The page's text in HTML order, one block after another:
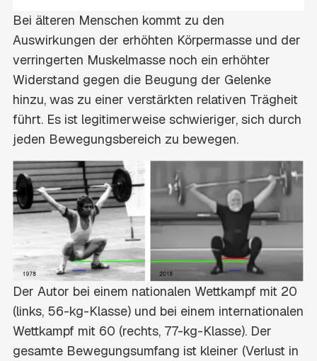
Bei älteren Menschen kommt zu den
Auswirkungen der erhöhten Körpermasse und der
verringerten Muskelmasse noch ein erhöhter
Widerstand gegen die Beugung der Gelenke
hinzu, was zu einer verstärkten relativen Trägheit
führt. Es ist legitimerweise schwieriger, sich durch
jeden Bewegungsbereich zu bewegen.
Der Autor bei einem nationalen Wettkampf mit 20
(links, 56-kg-Klasse) und bei einem internationalen
Wettkampf mit 60 (rechts, 77-kg-Klasse). Der
gesamte Bewegungsumfang ist kleiner (Verlust in